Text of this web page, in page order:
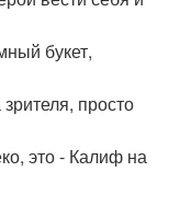
букет,
просто
это - Калиф на